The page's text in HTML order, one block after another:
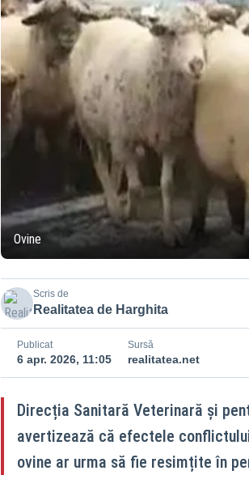
Ovine
Scris de
Realitatea de Harghita
Publicat
6 apr. 2026, 11:05
Sursă
realitatea.net
Direcția Sanitară Veterinară și
avertizează că efectele
ovine ar urma să fie resimțite în